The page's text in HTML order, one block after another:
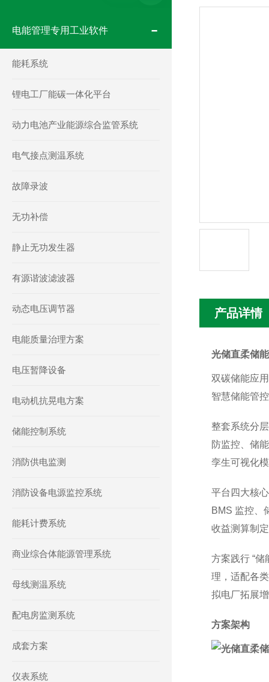
电能管理专用工业软件
能耗系统
锂电工厂能碳一体化平台
动力电池产业能源综合监管系统
电气接点测温系统
故障录波
无功补偿
静止无功发生器
有源谐波滤波器
动态电压调节器
电能质量治理方案
电压暂降设备
电动机抗晃电方案
储能控制系统
消防供电监测
消防设备电源监控系统
能耗计费系统
商业综合体能源管理系统
母线测温系统
配电房监测系统
成套方案
仪表系统
产品详情
光储直柔储
双碳储能应
智慧储能管
整套系统分
防监控、储
孪生可视化
平台四大核
BMS 监控、
收益测算制
方案践行 “
理，适配各
拟电厂拓展
方案架构